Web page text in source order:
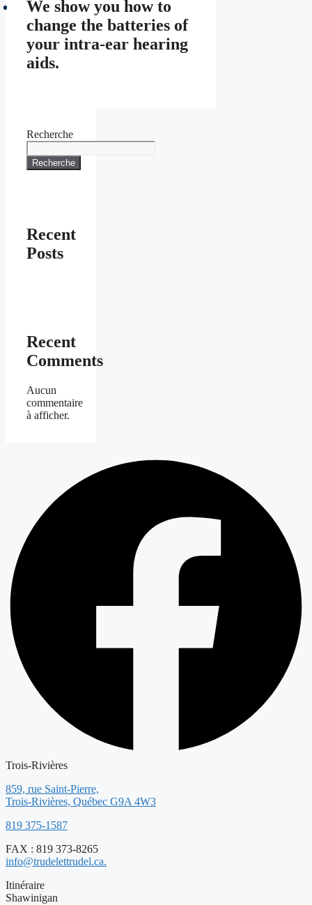
We show you how to
change the batteries of
your intra-ear hearing
aids.
Recherche
Recherche
Recent
Posts
Recent
Comments
Aucun
commentaire
à afficher.
Trois-Rivières
859, rue Saint-Pierre,
Trois-Rivières, Québec G9A 4W3
819 375-1587
FAX : 819 373-8265
info@trudelettrudel.ca.
Itinéraire
Shawinigan